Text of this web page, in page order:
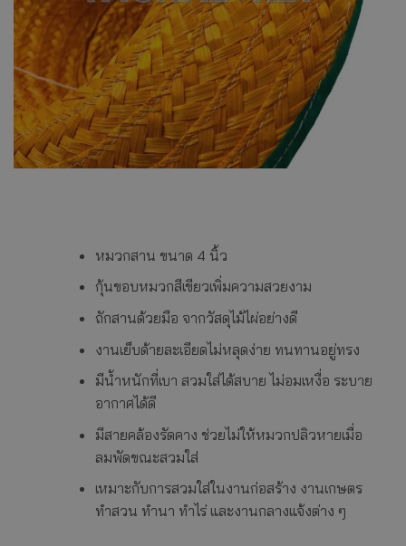
หมวกสาน ขนาด 4 นิ้ว
กุ้นขอบหมวกสีเขียวเพิ่มความสวยงาม
ถักสานด้วยมือ จากวัสดุไม้ไผ่อย่างดี
งานเย็บด้ายละเอียดไม่หลุดง่าย ทนทานอยู่ทรง
มีน้ำหนักที่เบา สวมใส่ได้สบาย ไม่อมเหงื่อ ระบาย
อากาศได้ดี
มีสายคล้องรัดคาง ช่วยไม่ให้หมวกปลิวหายเมื่อ
ลมพัดขณะสวมใส่
เหมาะกับการสวมใส่ในงานก่อสร้าง งานเกษตร
ทำสวน ทำนา ทำไร่ และงานกลางแจ้งต่าง ๆ